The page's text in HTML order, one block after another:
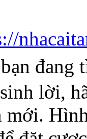
đang
lời,
mới.